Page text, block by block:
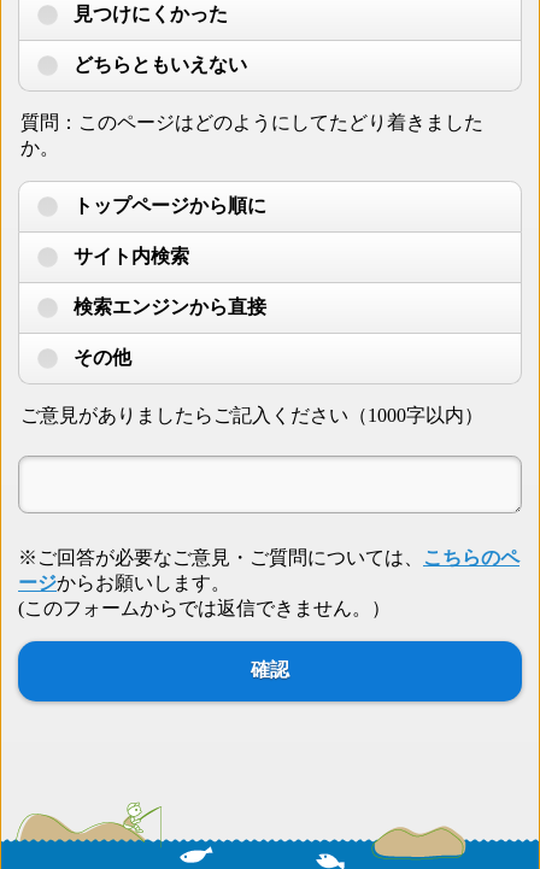
見つけにくかった
どちらともいえない
質問：このページはどのようにしてたどり着きました
か。
トップページから順に
サイト内検索
検索エンジンから直接
その他
ご意見がありましたらご記入ください（1000字以内）
※ご回答が必要なご意見・ご質問については、
こちらのペ
ージからお願いします。
(このフォームからでは返信できません。）